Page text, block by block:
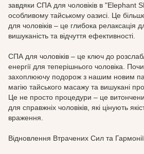
завдяки СПА для чоловіків в "Elephant
особливому тайському оазисі. Це
для чоловіків – це глибока релаксація
вишуканість та відчуття ефективності.
СПА для чоловіків – це ключ до
енергії для теперішнього чоловіка.
захоплюючу подорож з нашим новим
магію тайського масажу та вишукані
Це не просто процедури – це
для справжніх чоловіків, які цінують
враження.
Відновлення Втрачених Сил та Гармонії